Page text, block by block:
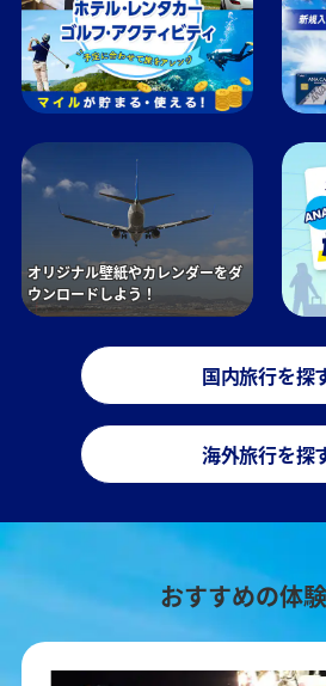
オリジナル壁紙やカレンダーをダ
ウンロードしよう！
国内旅行を探
海外旅行を探
おすすめの体